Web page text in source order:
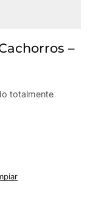
–
totalmente